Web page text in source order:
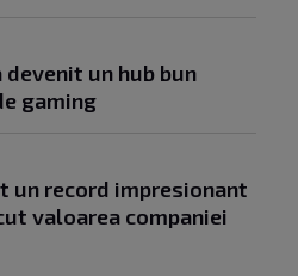
devenit un hub bun
gaming
un record impresionant
valoarea companiei